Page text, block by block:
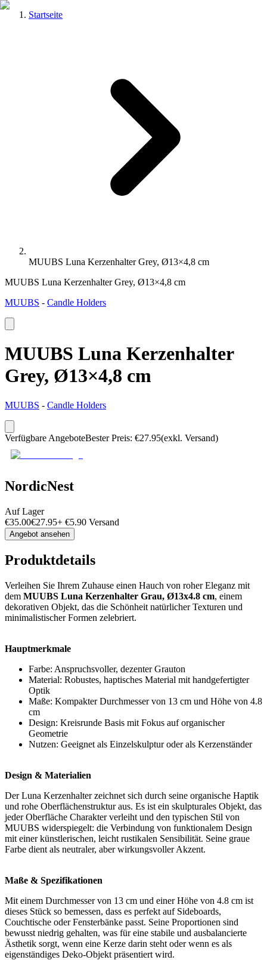
Startseite
MUUBS Luna Kerzenhalter Grey, Ø13×4,8 cm
MUUBS Luna Kerzenhalter Grey, Ø13×4,8 cm
MUUBS - Candle Holders
MUUBS Luna Kerzenhalter
Grey, Ø13×4,8 cm
MUUBS - Candle Holders
Verfügbare AngeboteBester Preis: €27.95(exkl. Versand)
NordicNest
Auf Lager
€35.00€27.95+ €5.90 Versand
Angebot ansehen
Produktdetails
Verleihen Sie Ihrem Zuhause einen Hauch von roher Eleganz mit
dem MUUBS Luna Kerzenhalter Grau, Ø13x4.8 cm, einem
dekorativen Objekt, das die Schönheit natürlicher Texturen und
minimalistischer Formen zelebriert.
Hauptmerkmale
Farbe: Anspruchsvoller, dezenter Grauton
Material: Robustes, haptisches Material mit handgefertigter
Optik
Maße: Kompakter Durchmesser von 13 cm und Höhe von 4.8
cm
Design: Kreisrunde Basis mit Fokus auf organischer
Geometrie
Nutzen: Geeignet als Einzelskulptur oder als Kerzenständer
Design & Materialien
Der Luna Kerzenhalter zeichnet sich durch seine organische Haptik
und rohe Oberflächenstruktur aus. Es ist ein skulpturales Objekt, das
jeder Oberfläche Charakter verleiht und den typischen Stil von
MUUBS widerspiegelt: die Verbindung von funktionalem Design
mit einer künstlerischen, leicht rustikalen Sensibilität. Seine graue
Farbe dient als neutraler, aber wirkungsvoller Akzent.
Maße & Spezifikationen
Mit einem Durchmesser von 13 cm und einer Höhe von 4.8 cm ist
dieses Stück so bemessen, dass es perfekt auf Sideboards,
Couchtische oder Fensterbänke passt. Seine Proportionen sind
bewusst niedrig gehalten, was für eine stabile und ausbalancierte
Ästhetik sorgt, wenn eine Kerze darin steht oder wenn es als
eigenständiges Deko-Objekt präsentiert wird.